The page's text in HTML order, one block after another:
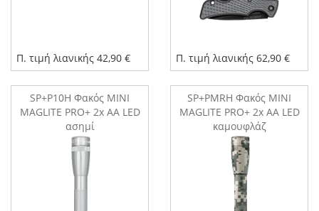
Π. τιμή λιανικής 42,90 € Π. τιμή λιανικής 62,90 €
SP+P10H Φακός MINI
MAGLITE PRO+ 2x AA LED
ασημί
SP+PMRH Φακός MINI
MAGLITE PRO+ 2x AA LED
καμουφλάζ